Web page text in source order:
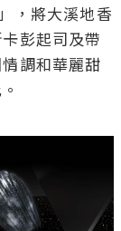
，將大溪地香
彭起司及帶
調和華麗甜